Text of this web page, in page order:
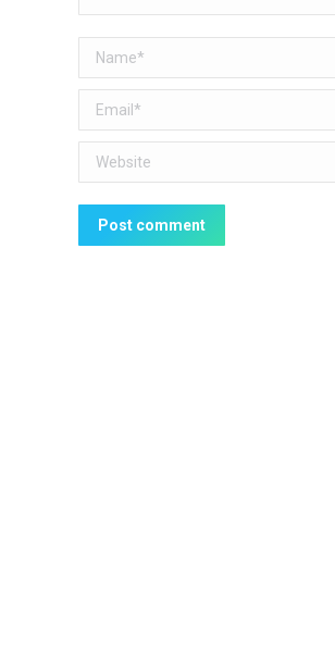
Name *
Email *
Website
Post comment